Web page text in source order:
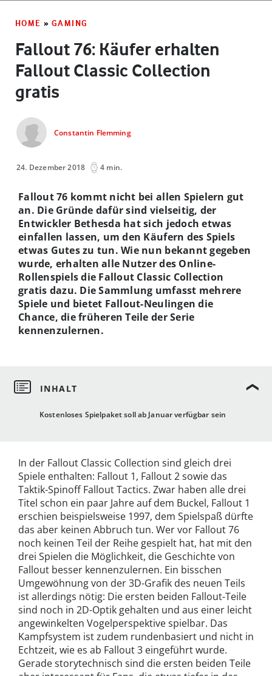
HOME » GAMING
Fallout 76: Käufer erhalten
Fallout Classic Collection
gratis
Constantin Flemming
24. Dezember 2018 4 min.
Kostenloses Spielpaket soll ab Januar verfügbar sein
Fallout 76 kommt nicht bei allen Spielern gut
an. Die Gründe dafür sind vielseitig, der
Entwickler Bethesda hat sich jedoch etwas
einfallen lassen, um den Käufern des Spiels
etwas Gutes zu tun. Wie nun bekannt gegeben
wurde, erhalten alle Nutzer des Online-
Rollenspiels die Fallout Classic Collection
gratis dazu. Die Sammlung umfasst mehrere
Spiele und bietet Fallout-Neulingen die
Chance, die früheren Teile der Serie
kennenzulernen.
In der Fallout Classic Collection sind gleich drei
Spiele enthalten: Fallout 1, Fallout 2 sowie das
Taktik-Spinoff Fallout Tactics. Zwar haben alle drei
Titel schon ein paar Jahre auf dem Buckel, Fallout 1
erschien beispielsweise 1997, dem Spielspaß dürfte
das aber keinen Abbruch tun. Wer vor Fallout 76
noch keinen Teil der Reihe gespielt hat, hat mit den
drei Spielen die Möglichkeit, die Geschichte von
Fallout besser kennenzulernen. Ein bisschen
Umgewöhnung von der 3D-Grafik des neuen Teils
ist allerdings nötig: Die ersten beiden Fallout-Teile
sind noch in 2D-Optik gehalten und aus einer leicht
angewinkelten Vogelperspektive spielbar. Das
Kampfsystem ist zudem rundenbasiert und nicht in
Echtzeit, wie es ab Fallout 3 eingeführt wurde.
Gerade storytechnisch sind die ersten beiden Teile